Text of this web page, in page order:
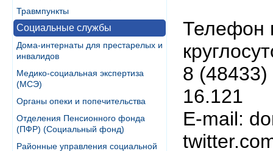
Травмпункты
Социальные службы
Дома-интернаты для престарелых и
инвалидов
Медико-социальная экспертиза
(МСЭ)
Органы опеки и попечительства
Отделения Пенсионного фонда
(ПФР) (Социальный фонд)
Районные управления социальной
Телефон
8
16.121
E-mail: